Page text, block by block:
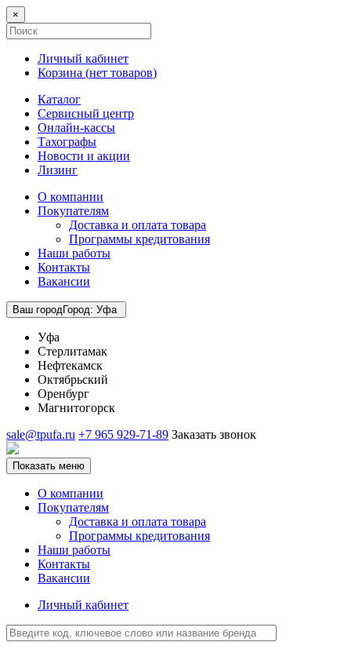
×
Личный кабинет
Корзина (нет товаров)
Каталог
Сервисный центр
Онлайн-кассы
Тахографы
Новости и акции
Лизинг
О компании
Покупателям
Доставка и оплата товара
Программы кредитования
Наши работы
Контакты
Вакансии
Ваш городГород: Уфа
Уфа
Стерлитамак
Нефтекамск
Октябрьский
Оренбург
Магнитогорск
sale@tpufa.ru +7 965 929-71-89 Заказать звонок
Показать меню
О компании
Покупателям
Доставка и оплата товара
Программы кредитования
Наши работы
Контакты
Вакансии
Личный кабинет